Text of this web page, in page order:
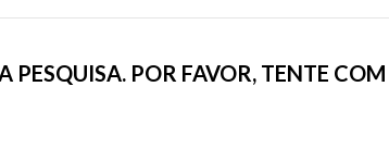
PESQUISA. POR FAVOR, TENTE